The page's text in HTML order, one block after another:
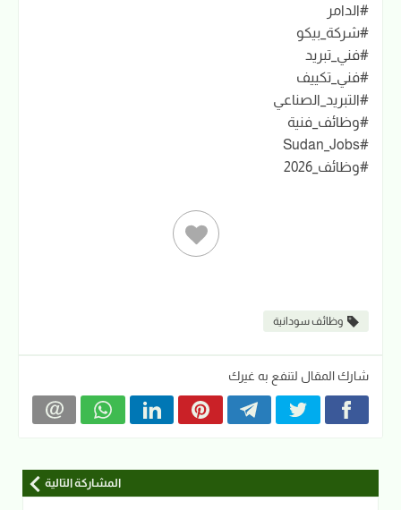
#الدامر
#شركة_بيكو
#فني_تبريد
#فني_تكييف
#التبريد_الصناعي
#وظائف_فنية
#Sudan_Jobs
#وظائف_2026
وظائف سودانية
شارك المقال لتنفع به غيرك
المشاركة التالية